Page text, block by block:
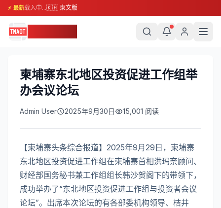
⚡ 最新载入中...🇰🇭 柬文版
柬埔寨东北地区投资促进工作组举
办会议论坛
Admin User 2025年9月30日 15,001 阅读
【柬埔寨头条综合报道】2025年9月29日，柬埔寨
东北地区投资促进工作组在柬埔寨首相洪玛奈顾问、
财经部国务秘书兼工作组组长韩沙贺阁下的带领下，
成功举办了“东北地区投资促进工作组与投资者会议
论坛”。出席本次论坛的有各部委机构领导、桔井